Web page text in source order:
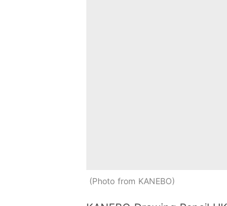
Photo from KANEBO